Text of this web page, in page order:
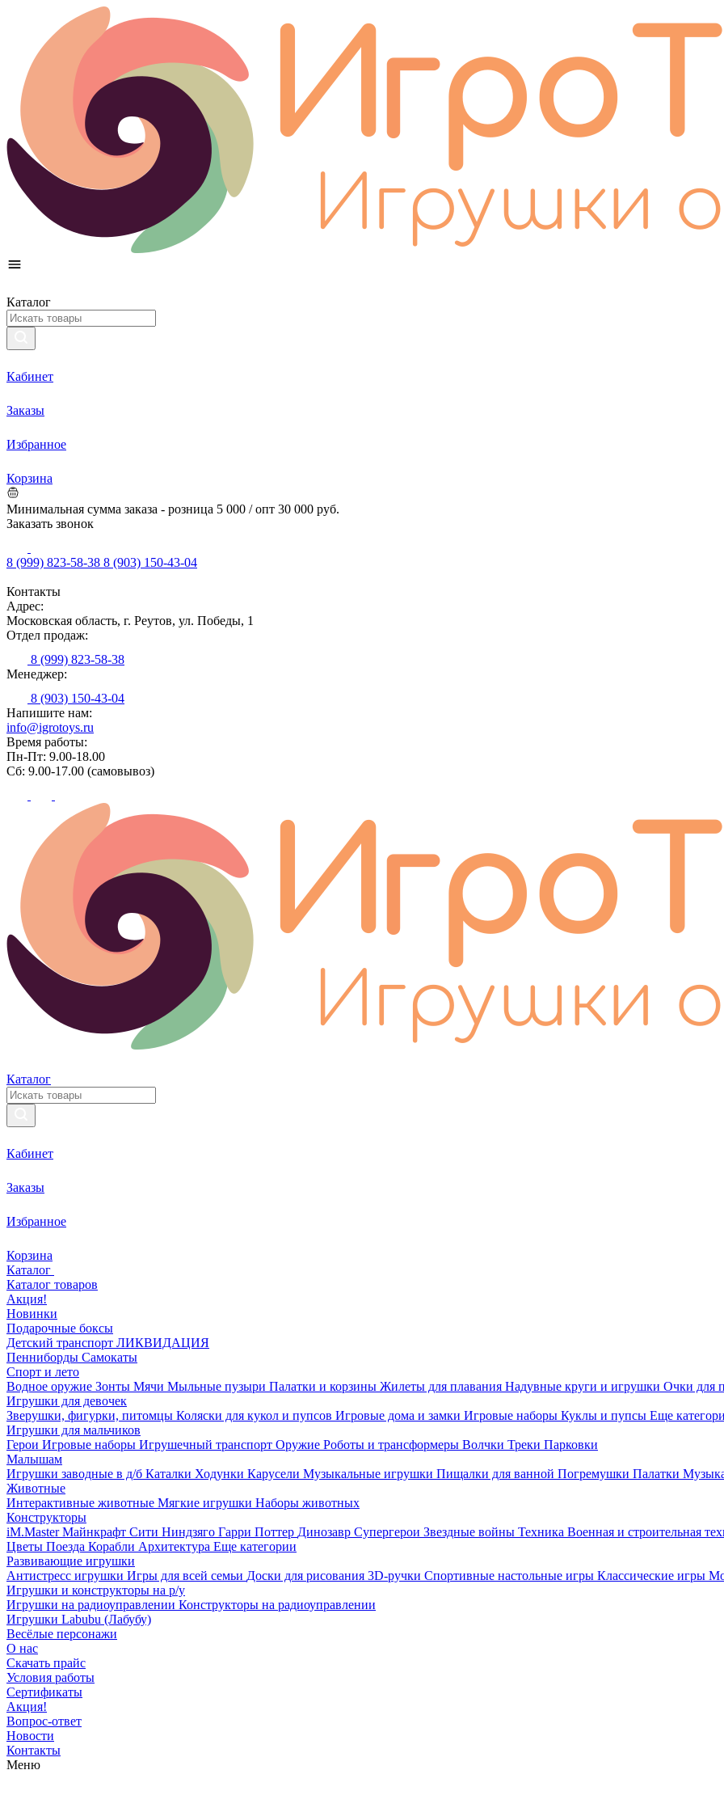
Каталог
Кабинет
Заказы
Избранное
Корзина
Минимальная сумма заказа - розница 5 000 / опт 30 000 руб.
Заказать звонок
8 (999) 823-58-38 8 (903) 150-43-04
Контакты
Адрес:
Московская область, г. Реутов, ул. Победы, 1
Отдел продаж:
8 (999) 823-58-38
Менеджер:
8 (903) 150-43-04
Напишите нам:
info@igrotoys.ru
Время работы:
Пн-Пт: 9.00-18.00
Сб: 9.00-17.00 (самовывоз)
Каталог
Кабинет
Заказы
Избранное
Корзина
Каталог
Каталог товаров
Акция!
Новинки
Подарочные боксы
Детский транспорт ЛИКВИДАЦИЯ
Пенниборды Самокаты
Спорт и лето
Водное оружие Зонты Мячи Мыльные пузыри Палатки и корзины Жилеты для плавания Надувные круги и игрушки Очки для
Игрушки для девочек
Зверушки, фигурки, питомцы Коляски для кукол и пупсов Игровые дома и замки Игровые наборы Куклы и пупсы Еще
Игрушки для мальчиков
Герои Игровые наборы Игрушечный транспорт Оружие Роботы и трансформеры Волчки Треки Парковки
Малышам
Игрушки заводные в д/б Каталки Ходунки Карусели Музыкальные игрушки Пищалки для ванной Погремушки Палатки
Животные
Интерактивные животные Мягкие игрушки Наборы животных
Конструкторы
iM.Master Майнкрафт Сити Ниндзяго Гарри Поттер Динозавр Супергерои Звездные войны Техника Военная и строительная
Цветы Поезда Корабли Архитектура Еще категории
Развивающие игрушки
Антистресс игрушки Игры для всей семьи Доски для рисования 3D-ручки Спортивные настольные игры Классические игры
Игрушки и конструкторы на р/у
Игрушки на радиоуправлении Конструкторы на радиоуправлении
Игрушки Labubu (Лабубу)
Весёлые персонажи
О нас
Скачать прайс
Условия работы
Сертификаты
Акция!
Вопрос-ответ
Новости
Контакты
Меню